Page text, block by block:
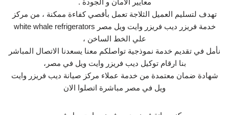
معايير الامان و الجودة .
تهدف لتسليم العميل الثلاجة تعمل بأقصي كفاءة ممكنة ، من مركز
خدمة فريزر ديب فريزر وايت ويل مصر white whale refrigerators
علي الخط الساخن ،
نأمل في تقديم خدمة نموذجية تواصلكم معنا يسعدنا الاتصال المباشر
بنا ارقام توكيل ديب فريزر وايت ويل في مصر،
شهادة ضمان معتمدة من خدمة عملاء مركز صيانة ديب فريزر وايت
ويل في مصر مباشرة اتصلوا الان